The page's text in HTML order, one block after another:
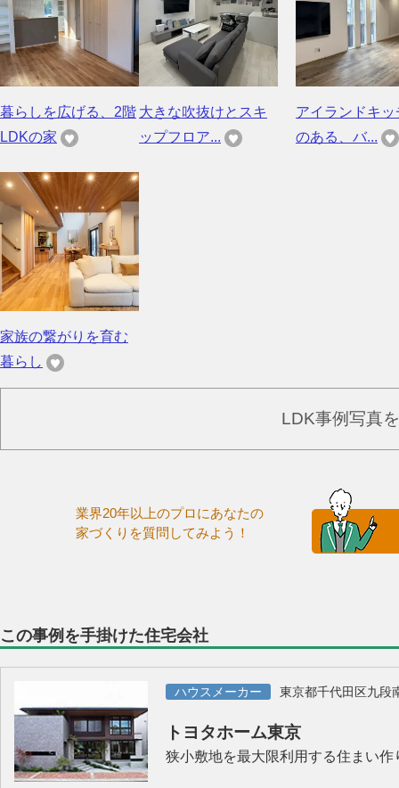
暮らしを広げる、2階
LDKの家
大きな吹抜けとスキ
ップフロア...
アイランドキッ
のある、バ...
家族の繋がりを育む
暮らし
LDK事例写真
業界20年以上のプロにあなたの
家づくりを質問してみよう！
この事例を手掛けた住宅会社
ハウスメーカー 東京都千代田区九段
トヨタホーム東京
狭小敷地を最大限利用する住まい作